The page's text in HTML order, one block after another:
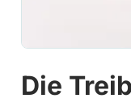
Die